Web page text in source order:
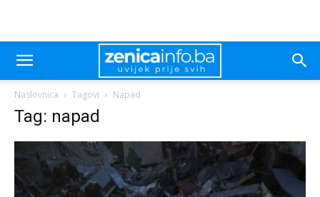
Naslovnica Tagovi Napad
Tag: napad